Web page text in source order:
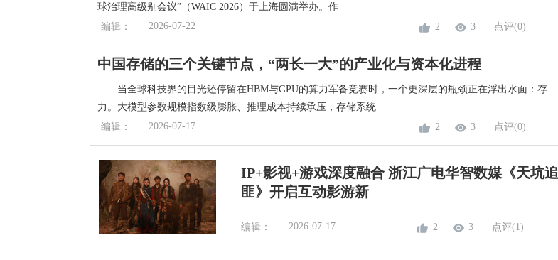
球治理高级别会议”（WAIC 2026）于上海圆满举办。作
编辑：
2026-07-22 2 3 点评(0)
中国存储的三个关键节点，“两长一大”的产业化与资本化进程
当全球科技界的目光还停留在HBM与GPU的算力军备竞赛时，一个更深层的瓶颈正在浮出水面：存
力。大模型参数规模指数级膨胀、推理成本持续承压，存储系统
编辑：
2026-07-17 2 3 点评(0)
IP+影视+游戏深度融合 浙江广电华智数媒《天坑追
匪》开启互动影游新
编辑： 2026-07-17 2 3 点评(1)